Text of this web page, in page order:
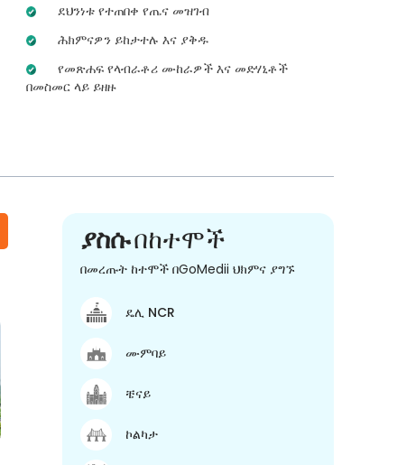
ደህንነቱ የተጠበቀ የጤና መዝገብ
ሕክምናዎን ይከታተሉ እና ያቅዱ
የመጽሐፍ የላብራቶሪ ሙከራዎች እና መድሃኒቶች
በመስመር ላይ ይዘዙ
ያስሱበከተሞች
በመረጡት ከተሞች በGoMedii ህክምና ያግኙ
ዴሊ NCR
ሙምባይ
ቼናይ
ኮልካታ